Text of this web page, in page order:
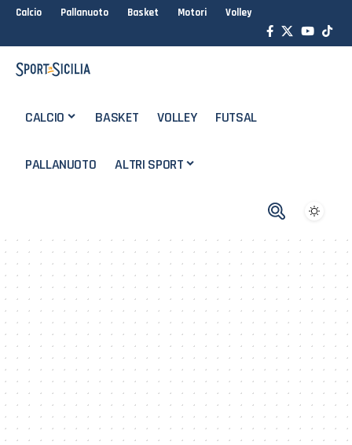
Calcio Pallanuoto Basket Motori Volley
CALCIO BASKET VOLLEY FUTSAL
PALLANUOTO ALTRI SPORT